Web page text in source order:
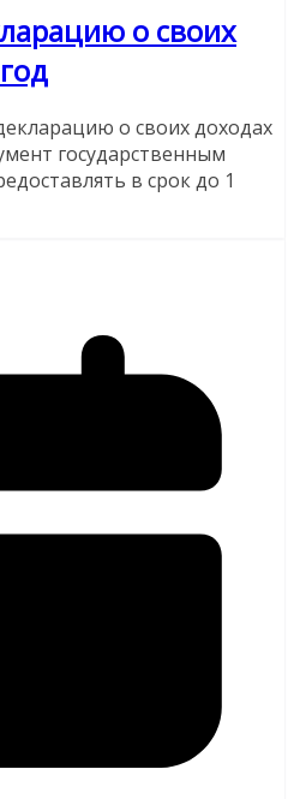
о своих
о своих доходах
государственным
в срок до 1